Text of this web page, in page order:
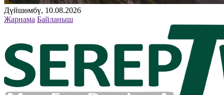
Дүйшөмбү, 10.08.2026
Жарнама Байланыш